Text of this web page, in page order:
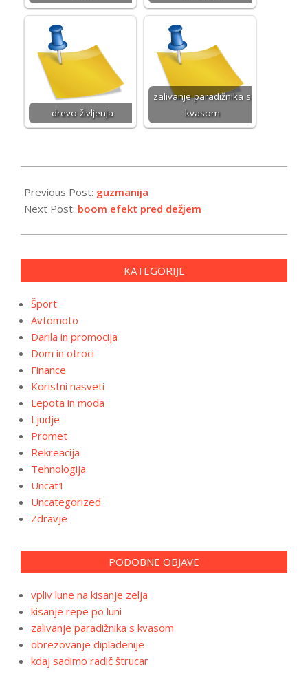
drevo življenja
zalivanje paradižnika s
kvasom
01-
14
Previous Post: guzmanija
Next Post: boom efekt pred dežjem
KATEGORIJE
Šport
Avtomoto
Darila in promocija
Dom in otroci
Finance
Koristni nasveti
Lepota in moda
Ljudje
Promet
Rekreacija
Tehnologija
Uncat1
Uncategorized
Zdravje
PODOBNE OBJAVE
vpliv lune na kisanje zelja
kisanje repe po luni
zalivanje paradižnika s kvasom
obrezovanje dipladenije
kdaj sadimo radič štrucar